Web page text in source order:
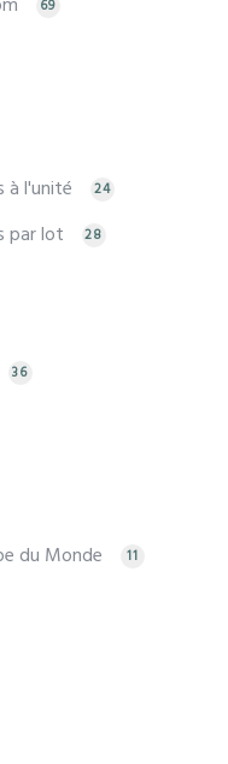
69
à l'unité 24
par lot 28
36
du Monde 11